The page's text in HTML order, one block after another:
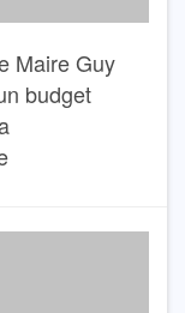
Maire Guy
budget